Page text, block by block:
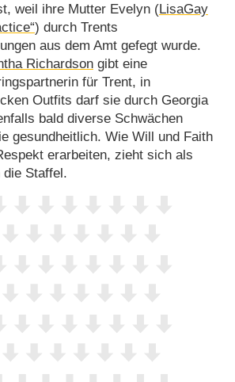
weil ihre Mutter Evelyn (LisaGay
) durch Trents
aus dem Amt gefegt wurde.
Richardsongibt eine
für Trent, in
Outfits darf sie durch Georgia
bald diverse Schwächen
gesundheitlich. Wie Will und Faith
erarbeiten, zieht sich als
die Staffel.